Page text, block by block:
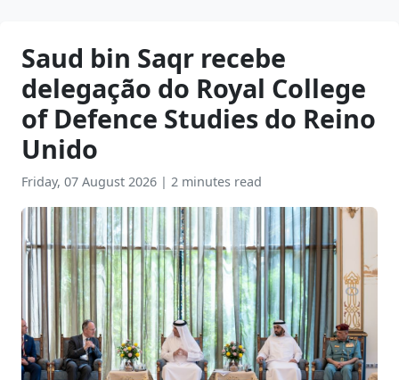
Saud bin Saqr recebe
delegação do Royal College
of Defence Studies do Reino
Unido
Friday, 07 August 2026 | 2 minutes read